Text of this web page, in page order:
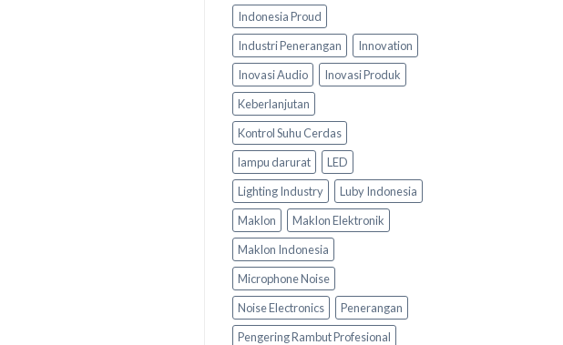
Indonesia Proud
Industri Penerangan
Innovation
Inovasi Audio
Inovasi Produk
Keberlanjutan
Kontrol Suhu Cerdas
lampu darurat
LED
Lighting Industry
Luby Indonesia
Maklon
Maklon Elektronik
Maklon Indonesia
Microphone Noise
Noise Electronics
Penerangan
Pengering Rambut Profesional